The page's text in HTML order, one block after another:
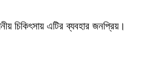
চিকিৎসায় এটির ব্যবহার জনপ্রিয়।